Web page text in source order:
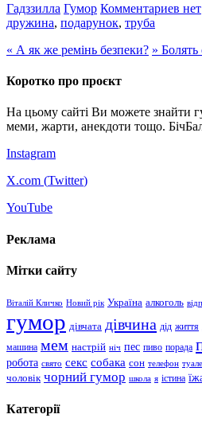
Гадззилла Гумор Комментариев нет
дружина, подарунок, труба
« А як же ремінь безпеки? » Болять
Коротко про проєкт
На цьому сайті Ви можете знайти
меми, жарти, анекдоти тощо.
Instagram
X.com (Twitter)
YouTube
Реклама
Мітки сайту
Віталій Кличко Новий рік Україна алкоголь
гумор дівчата дівчина дід життя
машина мем настрій ніч пес пиво порада
робота свято секс собака сон телефон
чоловік чорний гумор школа я істина
Категорії